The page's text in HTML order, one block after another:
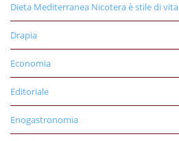
Dieta Mediterranea Nicotera è stile di vita
Drapia
Economia
Editoriale
Enogastronomia